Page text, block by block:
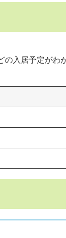
の入居予定がわ